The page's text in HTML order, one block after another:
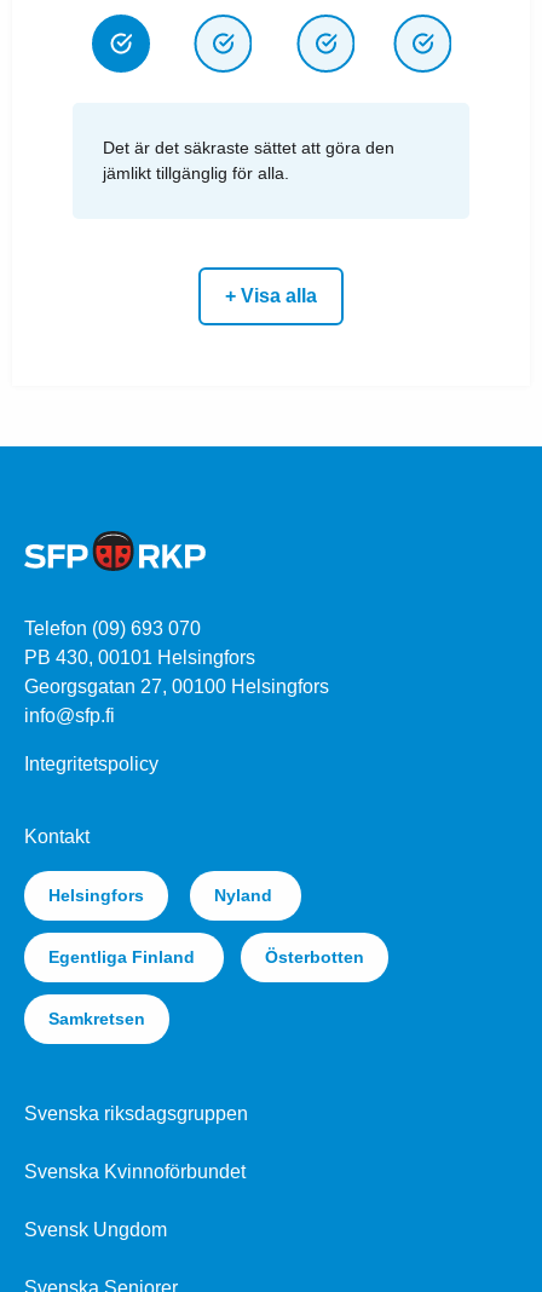
Det är det säkraste sättet att göra den
jämlikt tillgänglig för alla.
+ Visa alla
Telefon (09) 693 070
PB 430, 00101 Helsingfors
Georgsgatan 27, 00100 Helsingfors
info@sfp.fi
Integritetspolicy
Kontakt
Helsingfors Nyland
Egentliga Finland Österbotten
Samkretsen
Svenska riksdagsgruppen
Svenska Kvinnoförbundet
Svensk Ungdom
Svenska Seniorer